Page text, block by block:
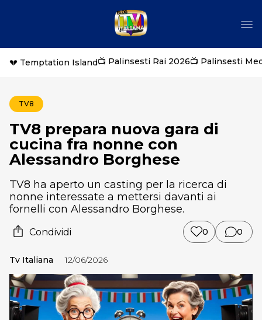
💔 Temptation Island📺 Palinsesti Rai 2026📺 Palinsesti
TV8
TV8 prepara nuova gara di
cucina fra nonne con
Alessandro Borghese
TV8 ha aperto un casting per la ricerca di
nonne interessate a mettersi davanti ai
fornelli con Alessandro Borghese.
Condividi 0 0
Tv Italiana 12/06/2026